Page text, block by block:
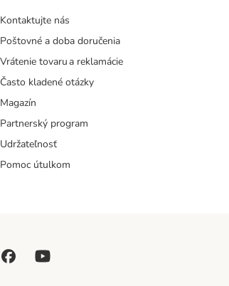
Kontaktujte nás
Poštovné a doba doručenia
Vrátenie tovaru a reklamácie
Často kladené otázky
Magazín
Partnerský program
Udržateľnosť
Pomoc útulkom